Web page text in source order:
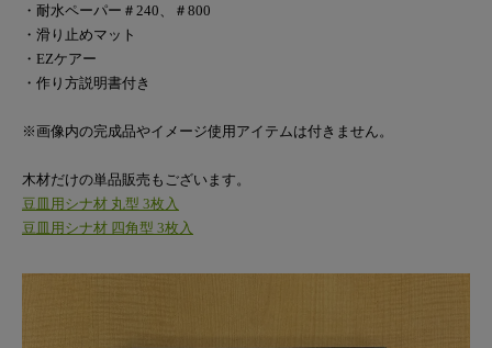
・耐水ペーパー＃240、＃800
・滑り止めマット
・EZケアー
・作り方説明書付き
※画像内の完成品やイメージ使用アイテムは付きません。
木材だけの単品販売もございます。
豆皿用シナ材 丸型 3枚入
豆皿用シナ材 四角型 3枚入